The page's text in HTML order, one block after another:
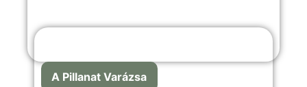
A Pillanat Varázsa